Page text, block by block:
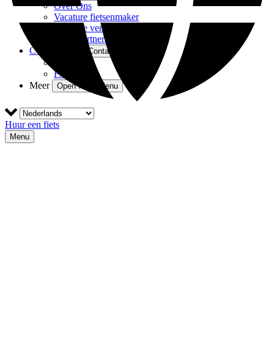
Over Ons
Vacature fietsenmaker
Vacature verhuurder
Onze Partners
Contact
Open Contact Menu
FAQ
Meer
Open More Menu
Huur een fiets
Menu